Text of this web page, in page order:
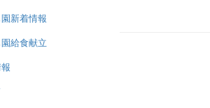
新着情報
給食献立